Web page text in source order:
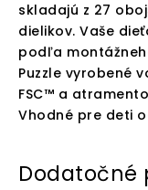
skladajú z 27
dielikov. Vaše
podľa
Puzzle vyrobené
FSC™ a
Vhodné pre deti
Dodatočné